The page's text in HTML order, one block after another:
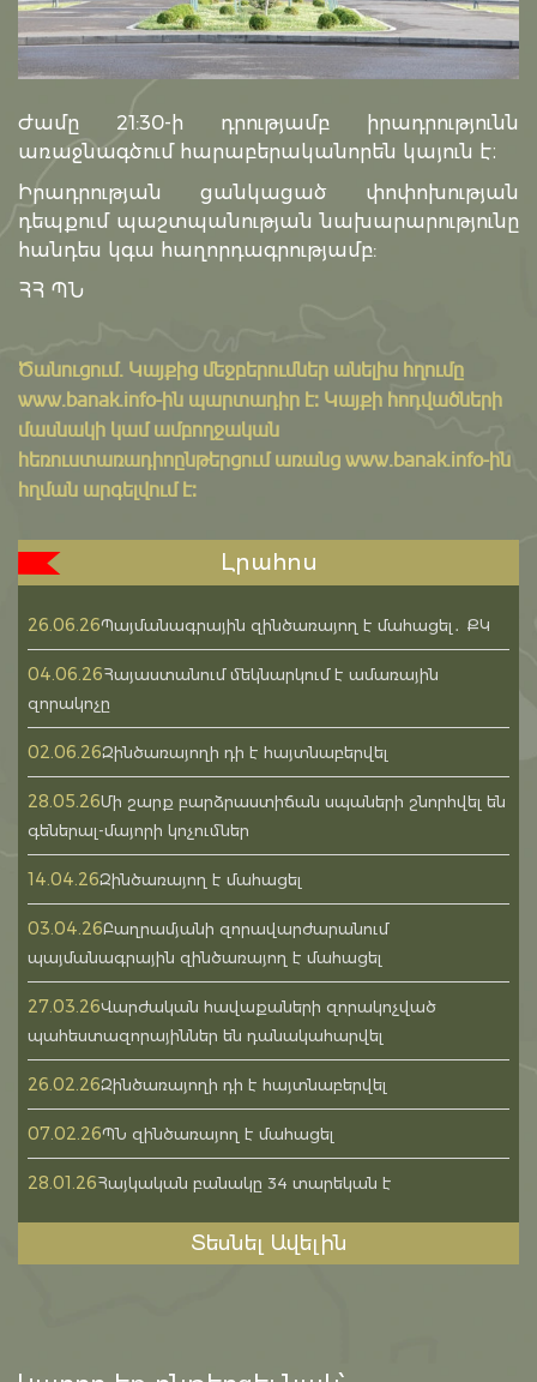
Ժամը 21:30-ի դրությամբ իրադրությունն
առաջնագծում հարաբերականորեն կայուն է։
Իրադրության ցանկացած փոփոխության
դեպքում պաշտպանության նախարարությունը
հանդես կգա հաղորդագրությամբ:
ՀՀ ՊՆ
Ծանուցում․ Կայքից մեջբերումներ անելիս հղումը
www.banak.info-ին պարտադիր է: Կայքի հոդվածների
մասնակի կամ ամբողջական
հեռուստառադիոընթերցում առանց www.banak.info-ին
հղման արգելվում է:
Լրահոս
26.06.26Պայմանագրային զինծառայող է մահացել․ ՔԿ
04.06.26Հայաստանում մեկնարկում է ամառային
զորակոչը
02.06.26Զինծառայողի դի է հայտնաբերվել
28.05.26Մի շարք բարձրաստիճան սպաների շնորհվել են
գեներալ-մայորի կոչումներ
14.04.26Զինծառայող է մահացել
03.04.26Բաղրամյանի զորավարժարանում
պայմանագրային զինծառայող է մահացել
27.03.26Վարժական հավաքաների զորակոչված
պահեստազորայիններ են դանակահարվել
26.02.26Զինծառայողի դի է հայտնաբերվել
07.02.26ՊՆ զինծառայող է մահացել
28.01.26Հայկական բանակը 34 տարեկան է
Տեսնել Ավելին